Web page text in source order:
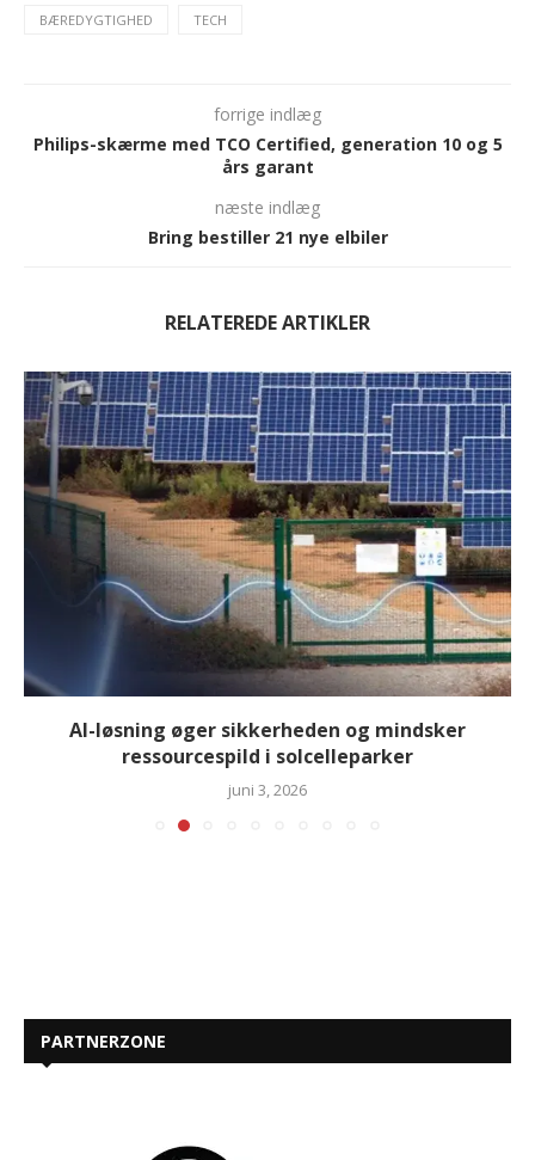
BÆREDYGTIGHED TECH
forrige indlæg
Philips-skærme med TCO Certified, generation 10 og 5
års garant
næste indlæg
Bring bestiller 21 nye elbiler
RELATEREDE ARTIKLER
AI-løsning øger sikkerheden og mindsker
ressourcespild i solcelleparker
juni 3, 2026
PARTNERZONE